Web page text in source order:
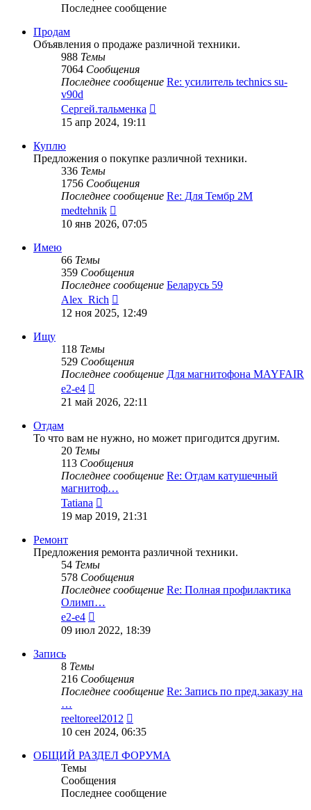
Последнее сообщение
Продам
Объявления о продаже различной техники.
988 Темы
7064 Сообщения
Последнее сообщение Re: усилитель technics su-
v90d
Сергей.тальменка
15 апр 2024, 19:11
Куплю
Предложения о покупке различной техники.
336 Темы
1756 Сообщения
Последнее сообщение Re: Для Тембр 2М
medtehnik
к
10 янв 2026, 07:05
Имею
66 Темы
359 Сообщения
Последнее сообщение Беларусь 59
Alex_Rich
к
12 ноя 2025, 12:49
Ищу
118 Темы
529 Сообщения
Последнее сообщение Для магнитофона MAYFAIR
e2-e4
к
21 май 2026, 22:11
Отдам
То что вам не нужно, но может пригодится другим.
20 Темы
113 Сообщения
Последнее сообщение Re: Отдам катушечный
магнитоф…
Tatiana
к
19 мар 2019, 21:31
Ремонт
Предложения ремонта различной техники.
54 Темы
578 Сообщения
Последнее сообщение Re: Полная профилактика
Олимп…
e2-e4
к
09 июл 2022, 18:39
Запись
8 Темы
216 Сообщения
Последнее сообщение Re: Запись по пред.заказу на
…
reeltoreel2012
к
сообщению
10 сен 2024, 06:35
ОБЩИЙ РАЗДЕЛ ФОРУМА
Темы
Сообщения
Последнее сообщение